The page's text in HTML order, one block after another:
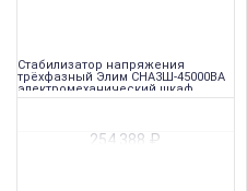
Стабилизатор напряжения
трёхфазный Элим СНА3Ш-45000ВА
электромеханический шкаф
254 388 ₽